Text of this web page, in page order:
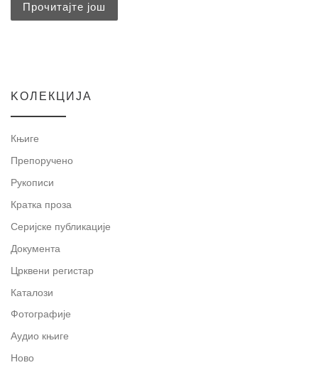
Прочитајте још
KOЛЕКЦИЈА
Књиге
Препоручено
Рукописи
Кратка проза
Серијске публикације
Документа
Црквени регистар
Каталози
Фотографије
Аудио књиге
Ново